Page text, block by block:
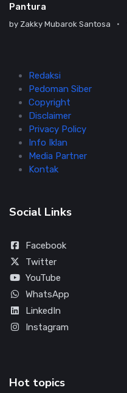
Pantura
by Zakky Mubarok Santosa
Redaksi
Pedoman Siber
Copyright
Disclaimer
Privacy Policy
Info Iklan
Media Partner
Kontak
Social Links
Facebook
Twitter
YouTube
WhatsApp
LinkedIn
Instagram
Hot topics